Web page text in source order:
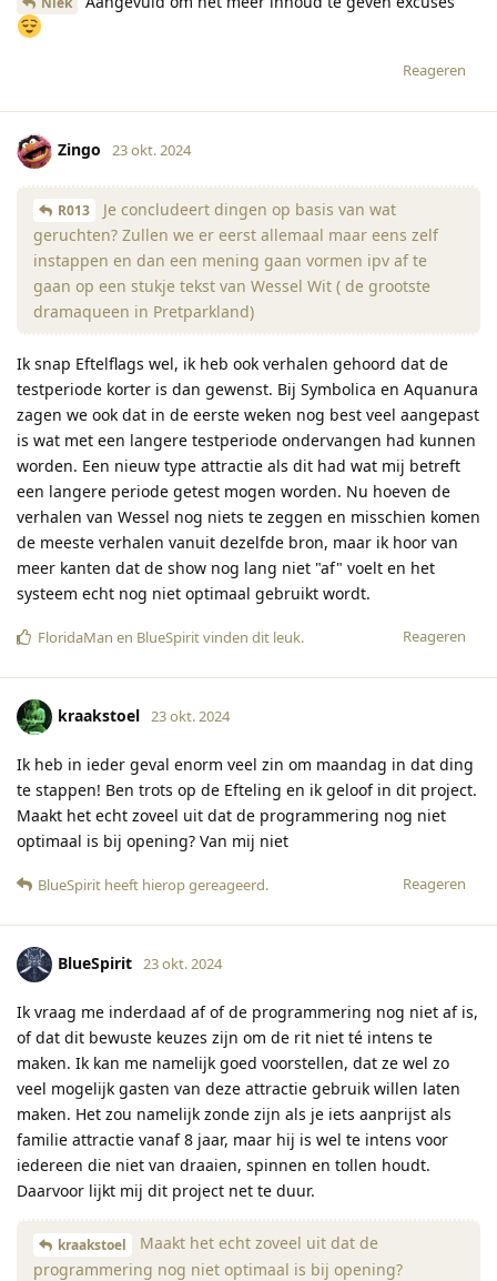
Reageren
Zingo 23 okt. 2024
R013
Je concludeert dingen op basis van wat
geruchten? Zullen we er eerst allemaal maar eens zelf
instappen en dan een mening gaan vormen ipv af te
gaan op een stukje tekst van Wessel Wit ( de grootste
dramaqueen in Pretparkland)
Ik snap Eftelflags wel, ik heb ook verhalen gehoord dat de
testperiode korter is dan gewenst. Bij Symbolica en Aquanura
zagen we ook dat in de eerste weken nog best veel aangepast
is wat met een langere testperiode ondervangen had kunnen
worden. Een nieuw type attractie als dit had wat mij betreft
een langere periode getest mogen worden. Nu hoeven de
verhalen van Wessel nog niets te zeggen en misschien komen
de meeste verhalen vanuit dezelfde bron, maar ik hoor van
meer kanten dat de show nog lang niet "af" voelt en het
systeem echt nog niet optimaal gebruikt wordt.
Reageren
FloridaMan en BlueSpiritvinden dit leuk.
kraakstoel 23 okt. 2024
Ik heb in ieder geval enorm veel zin om maandag in dat ding
te stappen! Ben trots op de Efteling en ik geloof in dit project.
Maakt het echt zoveel uit dat de programmering nog niet
optimaal is bij opening? Van mij niet
Reageren
BlueSpirit heeft hierop gereageerd.
BlueSpirit 23 okt. 2024
Ik vraag me inderdaad af of de programmering nog niet af is,
of dat dit bewuste keuzes zijn om de rit niet té intens te
maken. Ik kan me namelijk goed voorstellen, dat ze wel zo
veel mogelijk gasten van deze attractie gebruik willen laten
maken. Het zou namelijk zonde zijn als je iets aanprijst als
familie attractie vanaf 8 jaar, maar hij is wel te intens voor
iedereen die niet van draaien, spinnen en tollen houdt.
Daarvoor lijkt mij dit project net te duur.
kraakstoel
Maakt het echt zoveel uit dat de
programmering nog niet optimaal is bij opening?